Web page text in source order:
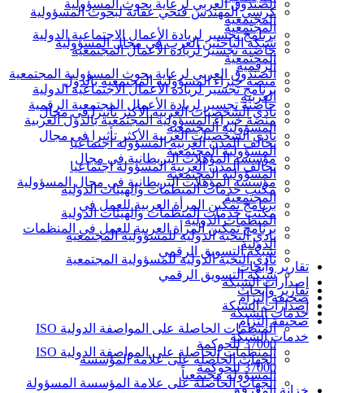
الصندوق العربي لرعاية بحوث المسؤولية
المجتمعية
برنامج تجسير لريادة الأعمال الاجتماعية الدولية
حاضنة تجسير لريادة الأعمال المجتمعية
الرقمية
منصة خبراء المسؤولية المجتمعية بالدول
العربية
نادي الشخصيات العربية الأكثر تأثيرا في مجال
المسؤولية المجتمعية
تحالف المدن العربية المسؤولة اجتماعيا
مؤسسة المؤهلات البريطانية في مجال
المسؤولية المجتمعية
مكتب خدمات المنظمات والهيئات الدولية
برنامج تمكين المرأة العربية للعمل في
المنظمات الدولية
نادي النخبة الدولية للمسؤولية المجتمعية
شبكة التسويق الرقمي
تقارير وأبحاث
إصدارات الشبكة
صحيفة إلتزام
خدمات الشبكة
المنظمات الحاصلة على المواصفة الدولية ISO
37000 للحوكمة
الجهات الحاصلة على علامة المؤسسة
المسؤولة مجتمعياً
خزانة المعرفة
كرسي المهندس فتحي عفانة لبحوث المسؤولية
المجتمعية
شبكة الباحثين العرب في مجال المسؤولية
المجتمعية
الصندوق العربي لرعاية بحوث المسؤولية المجتمعية
برنامج تجسير لريادة الأعمال الاجتماعية الدولية
حاضنة تجسير لريادة الأعمال المجتمعية الرقمية
منصة خبراء المسؤولية المجتمعية بالدول العربية
نادي الشخصيات العربية الأكثر تأثيرا في مجال
المسؤولية المجتمعية
تحالف المدن العربية المسؤولة اجتماعيا
مؤسسة المؤهلات البريطانية في مجال المسؤولية
المجتمعية
مكتب خدمات المنظمات والهيئات الدولية
برنامج تمكين المرأة العربية للعمل في المنظمات
الدولية
نادي النخبة الدولية للمسؤولية المجتمعية
شبكة التسويق الرقمي
تقارير وأبحاث
إصدارات الشبكة
صحيفة إلتزام
خدمات الشبكة
المنظمات الحاصلة على المواصفة الدولية ISO
37000 للحوكمة
الجهات الحاصلة على علامة المؤسسة المسؤولة